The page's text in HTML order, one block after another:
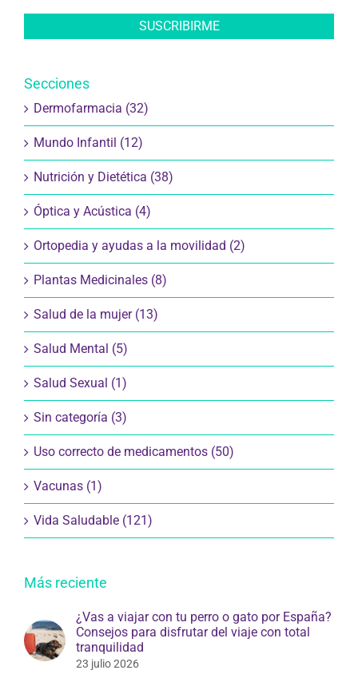
Protección de Datos en nuestraPolítica de Privacidad.
Secciones
Dermofarmacia (32)
Mundo Infantil (12)
Nutrición y Dietética (38)
Óptica y Acústica (4)
Ortopedia y ayudas a la movilidad (2)
Plantas Medicinales (8)
Salud de la mujer (13)
Salud Mental (5)
Salud Sexual (1)
Sin categoría (3)
Uso correcto de medicamentos (50)
Vacunas (1)
Vida Saludable (121)
¿Vas a viajar con tu perro o gato por España?
Consejos para disfrutar del viaje con total
tranquilidad